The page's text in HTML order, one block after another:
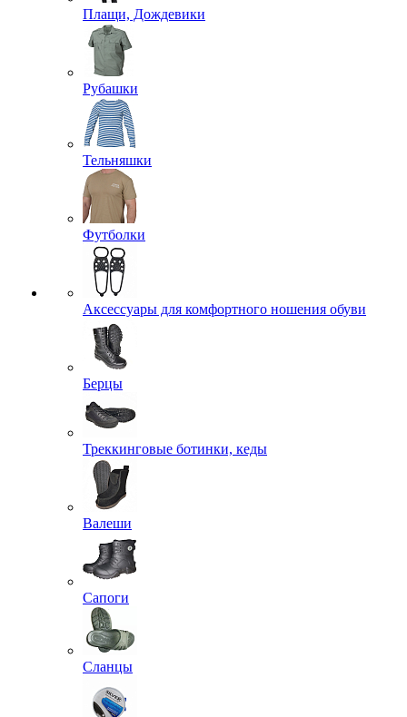
Плащи, Дождевики
Рубашки
Тельняшки
Футболки
Аксессуары для комфортного ношения обуви
Берцы
Треккинговые ботинки, кеды
Валеши
Сапоги
Сланцы